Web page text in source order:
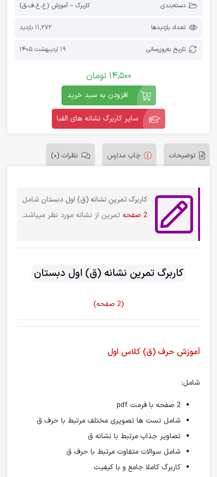
دسته‌بندی کاربرگ – آموزش (ع،غ،ف،ق)
تعداد بازدیدها 11,272 بازدید
تاریخ به‌روز‌رسانی 19 اردیبهشت 1405
14,500 تومان
افزودن به سبد خرید
سایر کاربرگ نشانه های الفبا
توضیحات چاپ مدارس نظرات (0)
کاربرگ تمرین نشانه (ق) اول دبستان شامل
2 صفحه
تمرین از نشانه مورد نظر میباشد.
کاربرگ تمرین نشانه (ق) اول دبستان
(2 صفحه)
آموزش حرف (ق) کلاس اول
شامل:
2 صفحه با فرمت pdf
شامل تست ها تصویری مختلف مرتبط با حرف ق
تصاویر جذاب مرتبط با نشانه ق
شامل سوالات متفاوت مرتبط با حرف ق
کاربرگ کاملا جامع و با کیفیت